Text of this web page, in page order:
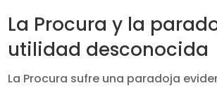
La Procura y la
utilidad desconocida
La Procura sufre una paradoja